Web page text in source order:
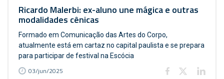
Ricardo Malerbi: ex-aluno une mágica e outras
modalidades cênicas
Formado em Comunicação das Artes do Corpo,
atualmente está em cartaz no capital paulista e se prepara
para participar de festival na Escócia
03/jun/2025